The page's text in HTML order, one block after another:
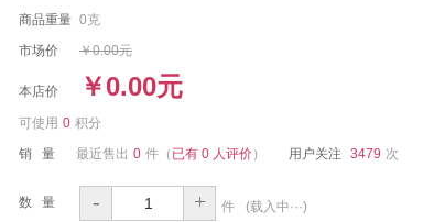
商品重量 0克
市场价
￥0.00元
本店价 ￥0.00元
可使用 0 积分
销 量
最近售出 0 件 （ 已有 0 人评价） 用户关注 3479 次
数 量 - + 件 (载入中···)